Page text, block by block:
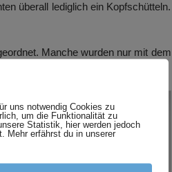
überall lediglich ein Kopfschütteln.
Manche wurden nur mit dem
uns notwendig Cookies zu
um die Funktionalität zu
Statistik, hier werden jedoch
Mehr erfährst du in unserer